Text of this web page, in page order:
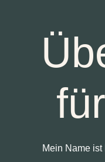
Mein Name